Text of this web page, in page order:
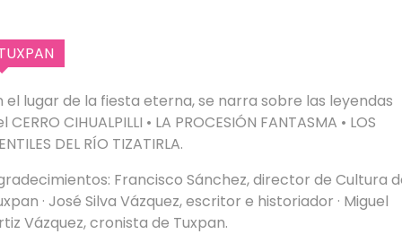
el lugar de la fiesta eterna, se narra sobre las leyendas
CERRO CIHUALPILLI • LA PROCESIÓN FANTASMA • LOS
DEL RÍO TIZATIRLA.
Francisco Sánchez, director de Cultura
· José Silva Vázquez, escritor e historiador · Miguel
Vázquez, cronista de Tuxpan.